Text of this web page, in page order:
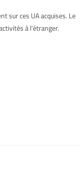
sur ces UA acquises. Le
à l’étranger.